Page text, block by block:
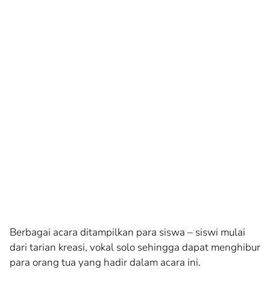
Berbagai acara ditampilkan para siswa – siswi mulai
dari tarian kreasi, vokal solo sehingga dapat menghibur
para orang tua yang hadir dalam acara ini.